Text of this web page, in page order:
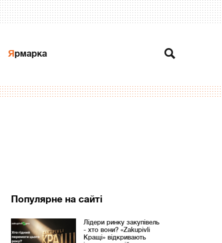
Ярмарка
Популярне на сайті
Лідери ринку закупівель
- хто вони? «Zakupivli
Кращі» відкривають